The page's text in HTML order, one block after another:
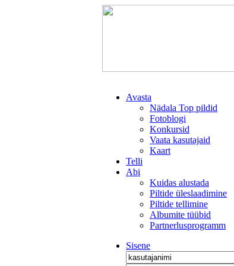
Avasta
Nädala Top pildid
Fotoblogi
Konkursid
Vaata kasutajaid
Kaart
Telli
Abi
Kuidas alustada
Piltide üleslaadimine
Piltide tellimine
Albumite tüübid
Partnerlusprogramm
Sisene